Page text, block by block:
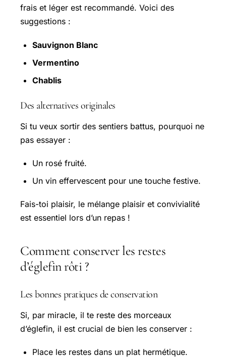
frais et léger est recommandé. Voici des
suggestions :
Sauvignon Blanc
Vermentino
Chablis
Des alternatives originales
Si tu veux sortir des sentiers battus, pourquoi ne
pas essayer :
Un rosé fruité.
Un vin effervescent pour une touche festive.
Fais-toi plaisir, le mélange plaisir et convivialité
est essentiel lors d’un repas !
Comment conserver les restes
d’églefin rôti ?
Les bonnes pratiques de conservation
Si, par miracle, il te reste des morceaux
d’églefin, il est crucial de bien les conserver :
Place les restes dans un plat hermétique.